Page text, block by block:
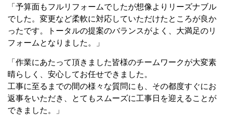
「予算面もフルリフォームでしたが想像よりリーズナブル
でした。変更など柔軟に対応していただけたところが良か
ったです。トータルの提案のバランスがよく、大満足のリ
フォームとなりました。」
「作業にあたって頂きました皆様のチームワークが大変素
晴らしく、安心してお任せできました。
工事に至るまでの間の様々な質問にも、その都度すぐにお
返事をいただき、とてもスムーズに工事日を迎えることが
できました。」